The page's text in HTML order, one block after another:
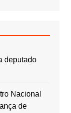
deputado
Nacional
de